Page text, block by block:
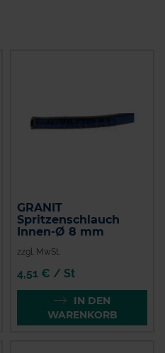
GRANIT
Spritzenschlauch
Innen-Ø 8 mm
zzgl. MwSt.
4,51 € / St
IN DEN
WARENKORB